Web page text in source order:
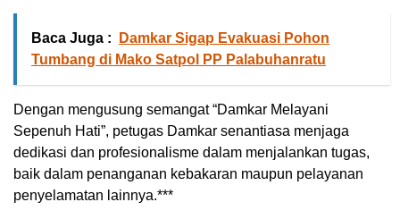
Baca Juga :
Damkar Sigap Evakuasi Pohon
Tumbang di Mako Satpol PP Palabuhanratu
Dengan mengusung semangat “Damkar Melayani
Sepenuh Hati”, petugas Damkar senantiasa menjaga
dedikasi dan profesionalisme dalam menjalankan tugas,
baik dalam penanganan kebakaran maupun pelayanan
penyelamatan lainnya.***